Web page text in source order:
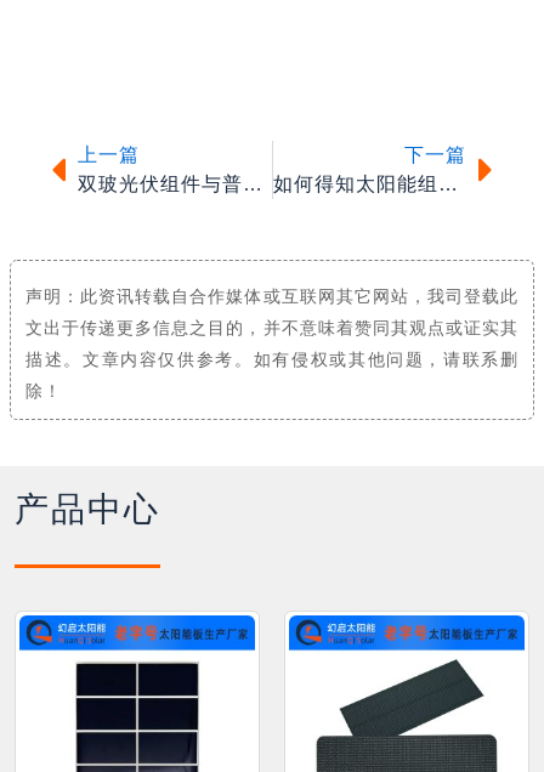
上一篇
双玻光伏组件与普通组件的区别
下一篇
如何得知太阳能组件Z大输出功率
声明：此资讯转载自合作媒体或互联网其它网站，我司登载此
文出于传递更多信息之目的，并不意味着赞同其观点或证实其
描述。文章内容仅供参考。如有侵权或其他问题，请联系删
除！
产品中心